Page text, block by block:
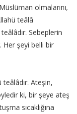
olmalarını,
teâlâ
Sebeplerin
Her şeyi belli bir
teâlâdır. Ateşin,
ki, bir şeye ateş
sıcaklığına